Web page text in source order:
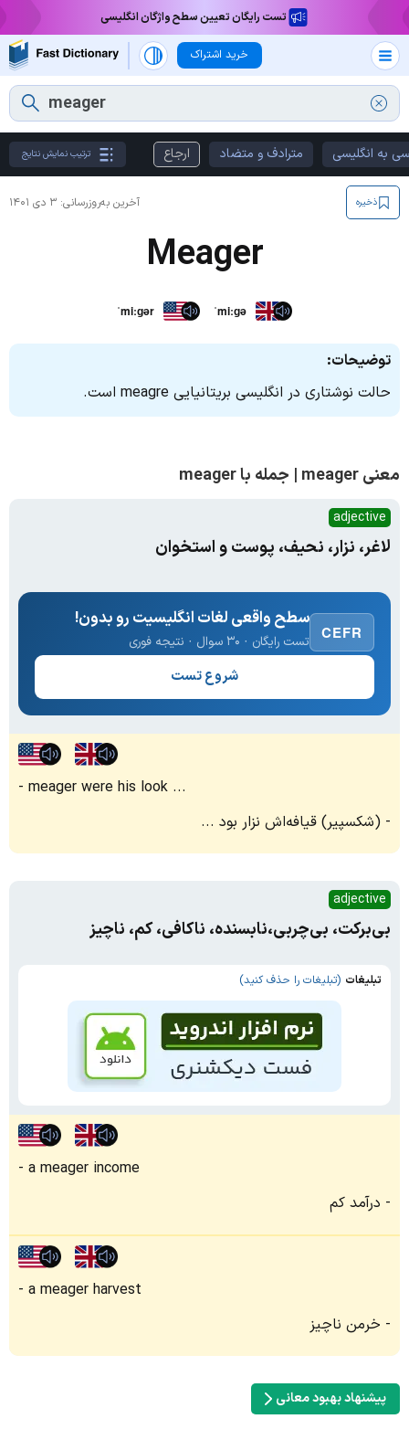
تست رایگان تعیین سطح واژگان انگلیسی
خرید اشتراک
به انگلیسی مترادف و متضاد ارجاع ترتیب نمایش نتایج
آخرین به‌روزرسانی: ۳ دی ۱۴۰۱ ذخیره
Meager
ˈmiːɡər ˈmiːɡə
توضیحات:
حالت نوشتاری در انگلیسی بریتانیایی meagre است.
معنی meager | جمله با meager
adjective
لاغر، نزار، نحیف، پوست و استخوان
CEFR
سطح واقعی لغات انگلیسیت رو بدون!
تست رایگان · ۳۰ سوال · نتیجه فوری
شروع تست
meager were his look ...
(شکسپیر) قیافه‌اش نزار بود ...
adjective
بی‌برکت، بی‌چربی،نابسنده، ناکافی، کم، ناچیز
تبلیغات (تبلیغات را حذف کنید)
a meager income
درآمد کم
a meager harvest
خرمن ناچیز
پیشنهاد بهبود معانی